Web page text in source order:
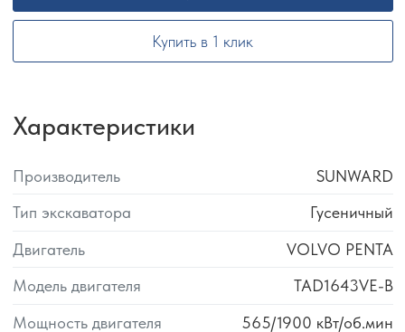
Купить в 1 клик
Характеристики
Производитель
SUNWARD
Тип экскаватора
Гусеничный
Двигатель
VOLVO PENTA
Модель двигателя
TAD1643VE-B
Мощность двигателя
565/1900 кВт/об.мин